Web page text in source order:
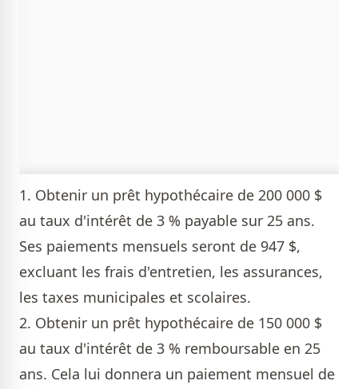
1. Obtenir un prêt hypothécaire de 200 000 $
au taux d'intérêt de 3 % payable sur 25 ans.
Ses paiements mensuels seront de 947 $,
excluant les frais d'entretien, les assurances,
les taxes municipales et scolaires.
2. Obtenir un prêt hypothécaire de 150 000 $
au taux d'intérêt de 3 % remboursable en 25
ans. Cela lui donnera un paiement mensuel de